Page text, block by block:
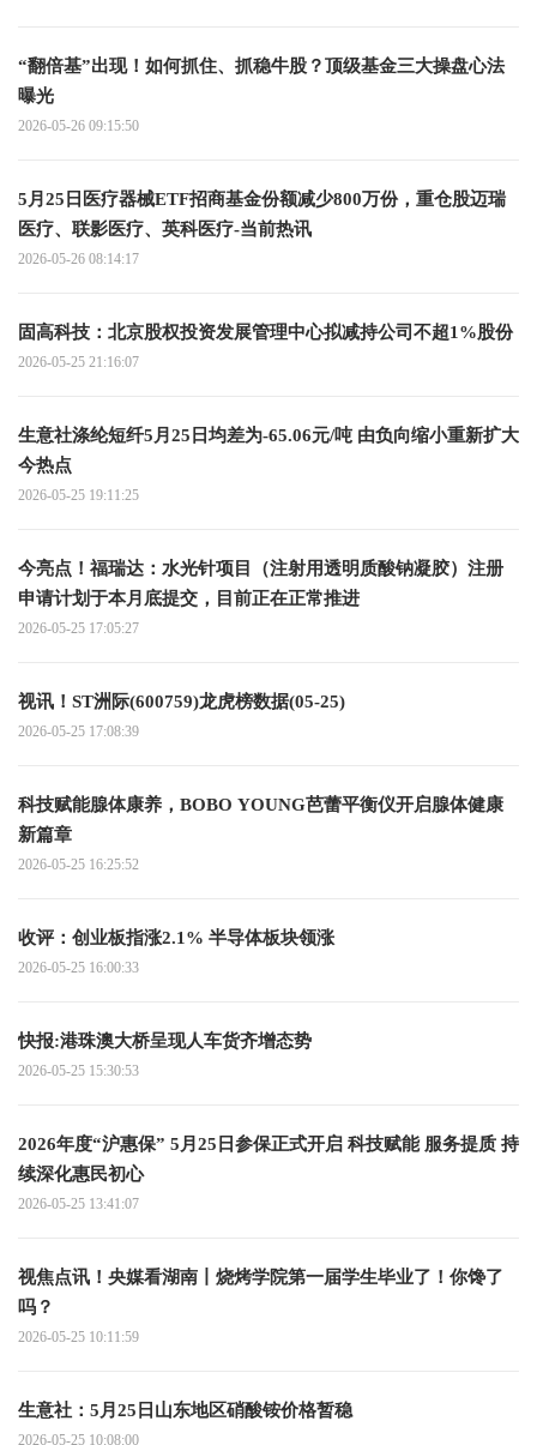
“翻倍基”出现！如何抓住、抓稳牛股？顶级基金三大操盘心法
曝光
2026-05-26 09:15:50
5月25日医疗器械ETF招商基金份额减少800万份，重仓股迈瑞
医疗、联影医疗、英科医疗-当前热讯
2026-05-26 08:14:17
固高科技：北京股权投资发展管理中心拟减持公司不超1%股份
2026-05-25 21:16:07
生意社涤纶短纤5月25日均差为-65.06元/吨 由负向缩小重新扩大
今热点
2026-05-25 19:11:25
今亮点！福瑞达：水光针项目（注射用透明质酸钠凝胶）注册
申请计划于本月底提交，目前正在正常推进
2026-05-25 17:05:27
视讯！ST洲际(600759)龙虎榜数据(05-25)
2026-05-25 17:08:39
科技赋能腺体康养，BOBO YOUNG芭蕾平衡仪开启腺体健康
新篇章
2026-05-25 16:25:52
收评：创业板指涨2.1% 半导体板块领涨
2026-05-25 16:00:33
快报:港珠澳大桥呈现人车货齐增态势
2026-05-25 15:30:53
2026年度“沪惠保” 5月25日参保正式开启 科技赋能 服务提质 持
续深化惠民初心
2026-05-25 13:41:07
视焦点讯！央媒看湖南丨烧烤学院第一届学生毕业了！你馋了
吗？
2026-05-25 10:11:59
生意社：5月25日山东地区硝酸铵价格暂稳
2026-05-25 10:08:00